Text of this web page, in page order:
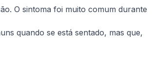
O sintoma foi muito comum durante
quando se está sentado, mas que,